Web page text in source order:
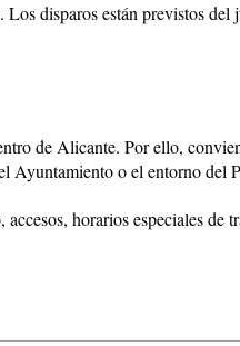
disparos están previstos del
de Alicante. Por ello,
Ayuntamiento o el entorno del
horarios especiales de